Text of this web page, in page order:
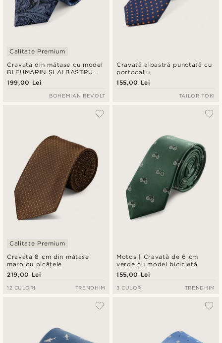
Cravată din mătase cu model
BLEUMARIN ȘI ALBASTRU
DESCHIS | 6 cm
Calitate Premium
199,00 Lei
BOHEMIAN REVOLT
Cravată albastră punctată cu
portocaliu
155,00 Lei
TAILOR TOKI
Cravată 8 cm din mătase
maro cu picățele
Calitate Premium
219,00 Lei
12 CULORI TRENDHIM
Motos | Cravată de 6 cm
verde cu model bicicletă
155,00 Lei
3 CULORI TRENDHIM